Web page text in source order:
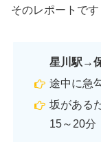
そのレポートです
星川駅→
途中に急
坂がある
15～20分